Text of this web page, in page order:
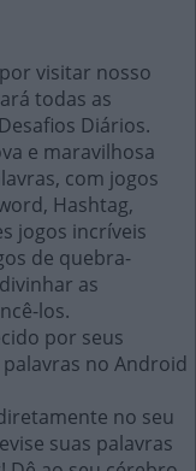
visitar nosso
todas as
Diários.
e maravilhosa
com jogos
Hashtag,
jogos incríveis
de quebra-
as
los.
por seus
no Android
no seu
suas palavras